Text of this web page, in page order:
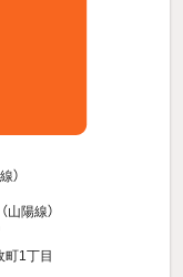
）
山陽線）
町1丁目